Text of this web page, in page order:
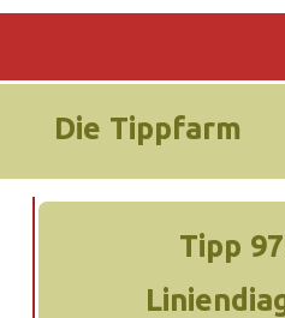
Die Tippfarm
Tipp